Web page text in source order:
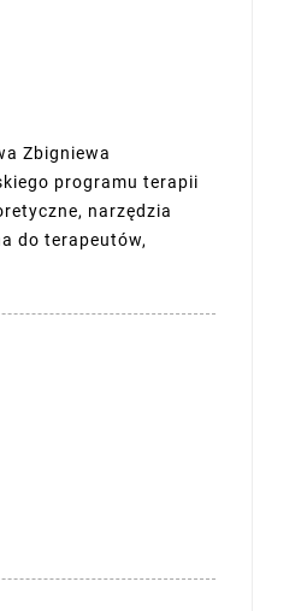
Zbigniewa
programu terapii
narzędzia
do terapeutów,